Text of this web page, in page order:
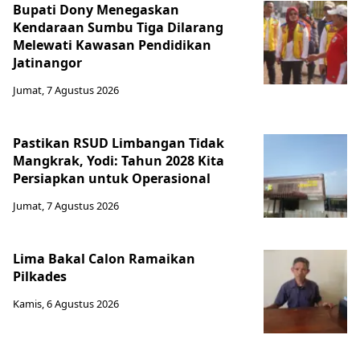
Bupati Dony Menegaskan
Kendaraan Sumbu Tiga Dilarang
Melewati Kawasan Pendidikan
Jatinangor
Jumat, 7 Agustus 2026
Pastikan RSUD Limbangan Tidak
Mangkrak, Yodi: Tahun 2028 Kita
Persiapkan untuk Operasional
Jumat, 7 Agustus 2026
Lima Bakal Calon Ramaikan
Pilkades
Kamis, 6 Agustus 2026